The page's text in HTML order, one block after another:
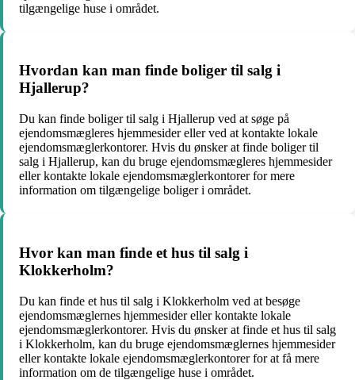
tilgængelige huse i området.
Hvordan kan man finde boliger til salg i
Hjallerup?
Du kan finde boliger til salg i Hjallerup ved at søge på
ejendomsmægleres hjemmesider eller ved at kontakte lokale
ejendomsmæglerkontorer. Hvis du ønsker at finde boliger til
salg i Hjallerup, kan du bruge ejendomsmægleres hjemmesider
eller kontakte lokale ejendomsmæglerkontorer for mere
information om tilgængelige boliger i området.
Hvor kan man finde et hus til salg i
Klokkerholm?
Du kan finde et hus til salg i Klokkerholm ved at besøge
ejendomsmæglernes hjemmesider eller kontakte lokale
ejendomsmæglerkontorer. Hvis du ønsker at finde et hus til salg
i Klokkerholm, kan du bruge ejendomsmæglernes hjemmesider
eller kontakte lokale ejendomsmæglerkontorer for at få mere
information om de tilgængelige huse i området.